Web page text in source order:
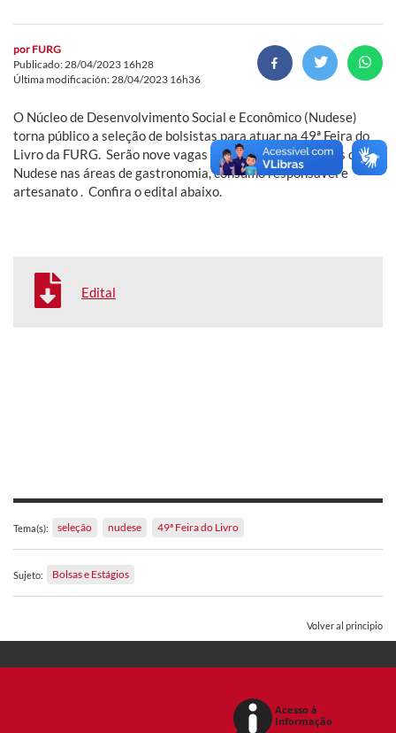
por FURG
Publicado: 28/04/2023 16h28
Última modificación: 28/04/2023 16h36
O Núcleo de Desenvolvimento Social e Econômico (Nudese)
torna público a seleção de bolsistas para atuar na 49ª Feira do
Livro da FURG. Serão nove vagas para atuar nos projetos do
Nudese nas áreas de gastronomia, consumo responsável e
artesanato . Confira o edital abaixo.
Edital
Tema(s): seleção nudese 49ª Feira do Livro
Sujeto: Bolsas e Estágios
Volver al principio